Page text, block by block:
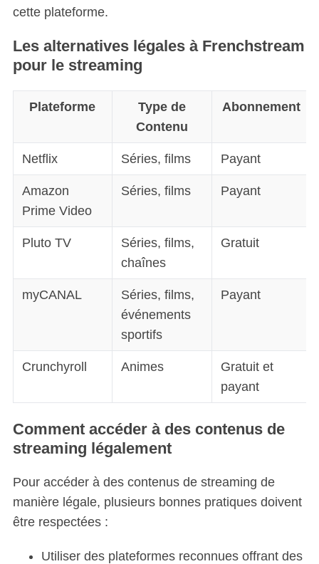
cette plateforme.
Les alternatives légales à Frenchstream
pour le streaming
Plateforme
Type de
Contenu
Abonnement
Netflix Séries, films Payant
Amazon
Prime Video
Séries, films Payant
Pluto TV
Séries, films,
chaînes
Gratuit
myCANAL
Séries, films,
événements
sportifs
Payant
Crunchyroll Animes
Gratuit et
payant
Comment accéder à des contenus de
streaming légalement
Pour accéder à des contenus de streaming de
manière légale, plusieurs bonnes pratiques doivent
être respectées :
Utiliser des plateformes reconnues offrant des